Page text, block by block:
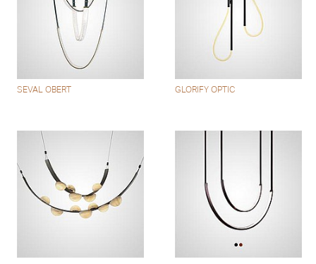
SEVAL OBERT GLORIFY OPTIC